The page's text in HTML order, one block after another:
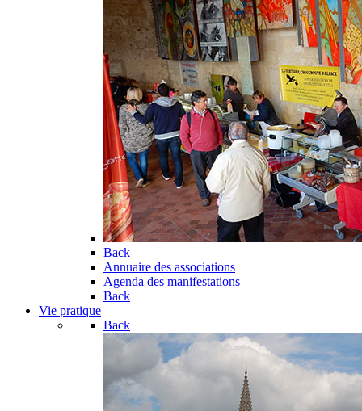
Back
Annuaire des associations
Agenda des manifestations
Back
Vie pratique
Back